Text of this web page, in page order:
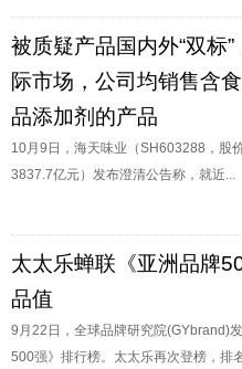
被质疑产品国内外“双标
际市场，公司均销售含
品添加剂的产品
10月9日，海天味业（SH603288，股
3837.7亿元）发布澄清公告称，就近...
太太乐蝉联《亚洲品牌
品值
9月22日，全球品牌研究院(GYbrand)
500强》排行榜。太太乐再次登榜，排